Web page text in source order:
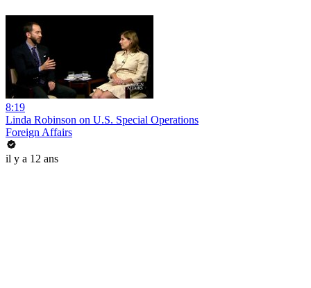
8:19
Linda Robinson on U.S. Special Operations
Foreign Affairs
il y a 12 ans